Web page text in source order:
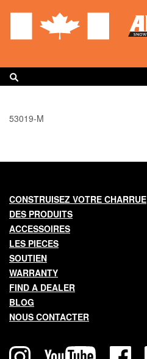
DES PRODUITS
SOUTIEN
WARRANTY
FIND A DEALER
BLOG
NOUS CONTACTER
Quick
navigation
About Us
Connexion revendeur
53019-M
Main
navigation
CONSTRUISEZ VOTRE CHARRUE
DES PRODUITS
ACCESSOIRES
LES PIECES
SOUTIEN
WARRANTY
FIND A DEALER
BLOG
NOUS CONTACTER